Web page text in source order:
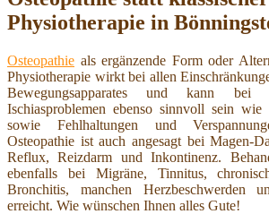
Physiotherapie in
Osteopathie als ergänzende Form oder
Physiotherapie wirkt bei allen
Bewegungsapparates und kann bei
Ischiasproblemen ebenso sinnvoll sein wie
sowie Fehlhaltungen und
Osteopathie ist auch angesagt bei Magen-
Reflux, Reizdarm und Inkontinenz.
ebenfalls bei Migräne, Tinnitus,
Bronchitis, manchen Herzbeschwerden
erreicht. Wie wünschen Ihnen alles Gute!